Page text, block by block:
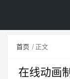
首页 正文
在线动画